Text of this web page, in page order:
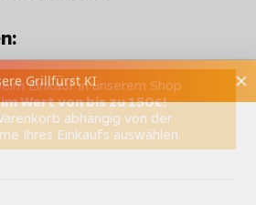
Einkauf in unserem Shop
Wert von bis zu 150€!
abhängig von der
Ihres Einkaufs auswählen.